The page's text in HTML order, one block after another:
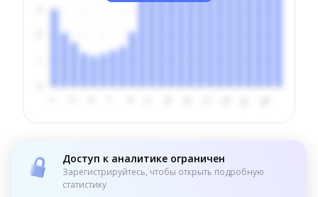
Доступ к аналитике ограничен
Зарегистрируйтесь, чтобы открыть подробную
статистику